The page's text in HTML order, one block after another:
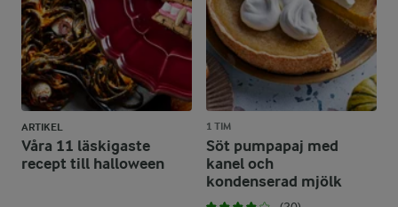
ARTIKEL
Våra 11 läskigaste
recept till halloween
1 TIM
Söt pumpapaj med
kanel och
kondenserad mjölk